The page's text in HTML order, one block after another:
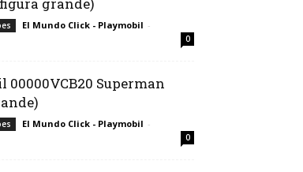
grande)
El Mundo Click - Playmobil -
0
00000VCB20 Superman
El Mundo Click - Playmobil -
0